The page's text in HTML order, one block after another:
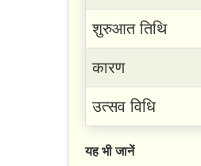
शुरुआत तिथि
कारण
उत्सव विधि
यह भी जानें